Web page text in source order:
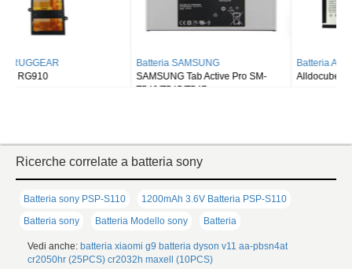
Batteria SAMSUNG
SAMSUNG Tab Active Pro SM-
Batteria ALLDOCUBE
Alldocube T50
Ricerche correlate a batteria sony
Batteria sony PSP-S110
1200mAh 3.6V Batteria PSP-S110
Batteria sony
Batteria Modello sony Batteria
Vedi anche: batteria xiaomi g9 batteria dyson v11 aa-pbsn4at
cr2050hr (25PCS) cr2032h maxell (10PCS)